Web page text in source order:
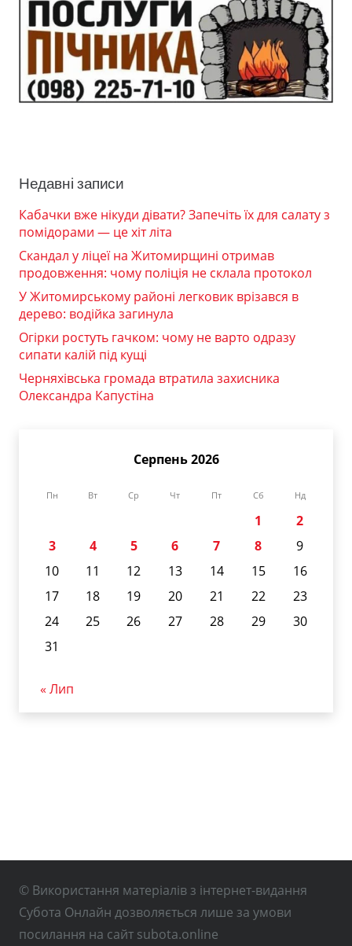
Недавні записи
Кабачки вже нікуди дівати? Запечіть їх для салату з
помідорами — це хіт літа
Скандал у ліцеї на Житомирщині отримав
продовження: чому поліція не склала протокол
У Житомирському районі легковик врізався в
дерево: водійка загинула
Огірки ростуть гачком: чому не варто одразу
сипати калій під кущі
Черняхівська громада втратила захисника
Олександра Капустіна
Серпень 2026
Пн Вт Ср Чт Пт Сб Нд
1
2
3
4 5 6 7 8
9
10
11 12 13 14 15
16
17
18 19 20 21 22
23
24
25 26 27 28 29
30
31
« Лип
© Використання матеріалів з інтернет-видання
Субота Онлайн дозволяється лише за умови
посилання на сайт subota.online